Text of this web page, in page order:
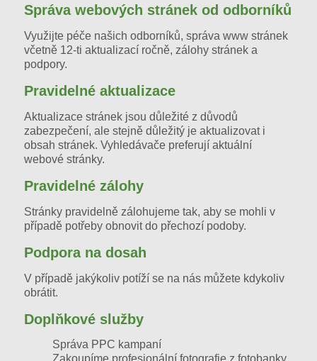
Správa webových stránek od odborníků
Využijte péče našich odborníků, správa www stránek
včetně 12-ti aktualizací ročně, zálohy stránek a
podpory.
Pravidelné aktualizace
Aktualizace stránek jsou důležité z důvodů
zabezpečení, ale stejně důležitý je aktualizovat i
obsah stránek. Vyhledávače preferují aktuální
webové stránky.
Pravidelné zálohy
Stránky pravidelně zálohujeme tak, aby se mohli v
případě potřeby obnovit do přechozí podoby.
Podpora na dosah
V případě jakýkoliv potíží se na nás můžete kdykoliv
obrátit.
Doplňkové služby
Správa PPC kampaní